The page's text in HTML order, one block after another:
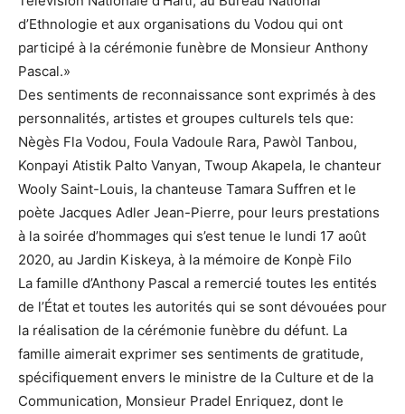
d’Ethnologie et aux organisations du Vodou qui ont
participé à la cérémonie funèbre de Monsieur Anthony
Pascal.»
Des sentiments de reconnaissance sont exprimés à des
personnalités, artistes et groupes culturels tels que:
Nègès Fla Vodou, Foula Vadoule Rara, Pawòl Tanbou,
Konpayi Atistik Palto Vanyan, Twoup Akapela, le chanteur
Wooly Saint-Louis, la chanteuse Tamara Suffren et le
poète Jacques Adler Jean-Pierre, pour leurs prestations
à la soirée d’hommages qui s’est tenue le lundi 17 août
2020, au Jardin Kiskeya, à la mémoire de Konpè Filo
La famille d’Anthony Pascal a remercié toutes les entités
de l’État et toutes les autorités qui se sont dévouées pour
la réalisation de la cérémonie funèbre du défunt. La
famille aimerait exprimer ses sentiments de gratitude,
spécifiquement envers le ministre de la Culture et de la
Communication, Monsieur Pradel Enriquez, dont le